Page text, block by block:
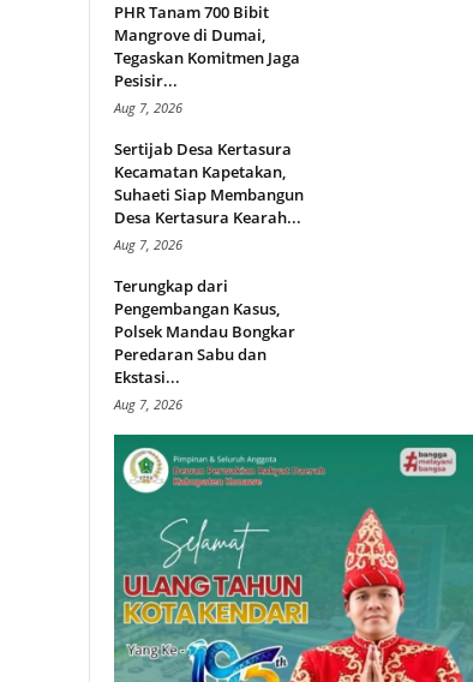
PHR Tanam 700 Bibit
Mangrove di Dumai,
Tegaskan Komitmen Jaga
Pesisir...
Aug 7, 2026
Sertijab Desa Kertasura
Kecamatan Kapetakan,
Suhaeti Siap Membangun
Desa Kertasura Kearah...
Aug 7, 2026
Terungkap dari
Pengembangan Kasus,
Polsek Mandau Bongkar
Peredaran Sabu dan
Ekstasi...
Aug 7, 2026